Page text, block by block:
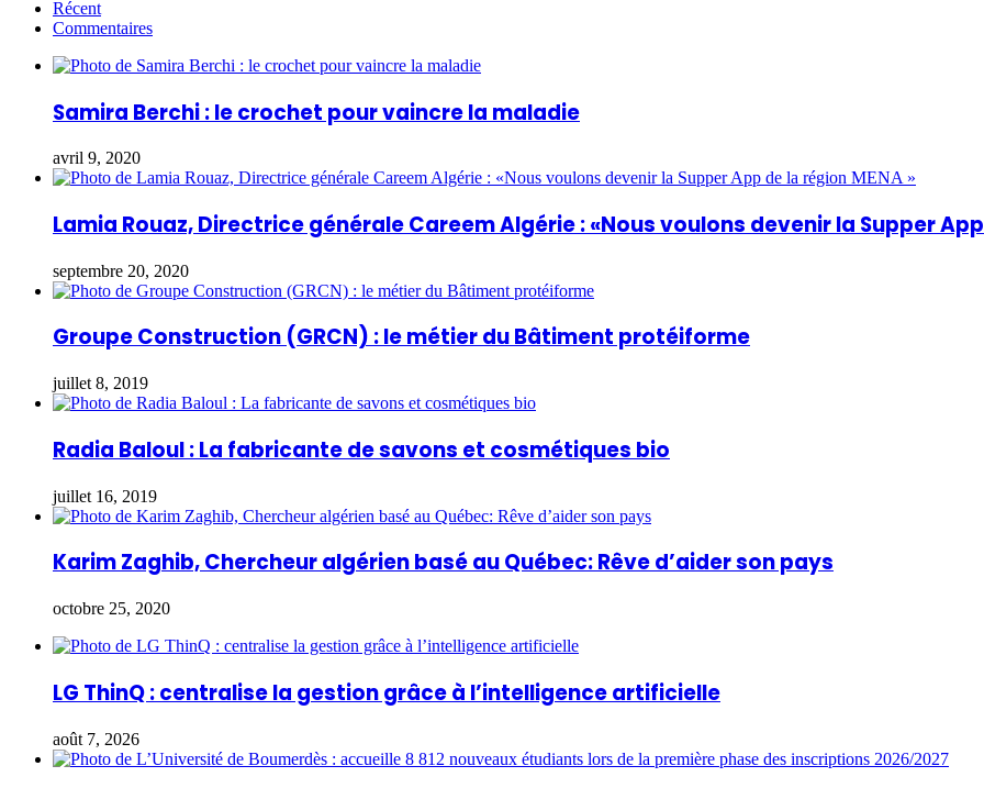
Récent
Commentaires
Samira Berchi : le crochet pour vaincre la maladie
avril 9, 2020
Lamia Rouaz, Directrice générale Careem Algérie : «Nous voulons devenir la Supper App
septembre 20, 2020
Groupe Construction (GRCN) : le métier du Bâtiment protéiforme
juillet 8, 2019
Radia Baloul : La fabricante de savons et cosmétiques bio
juillet 16, 2019
Karim Zaghib, Chercheur algérien basé au Québec: Rêve d’aider son pays
octobre 25, 2020
LG ThinQ : centralise la gestion grâce à l’intelligence artificielle
août 7, 2026